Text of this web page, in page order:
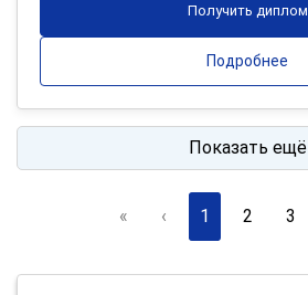
Получить диплом
Подробнее
Показать ещё
« ‹ 1 2 3